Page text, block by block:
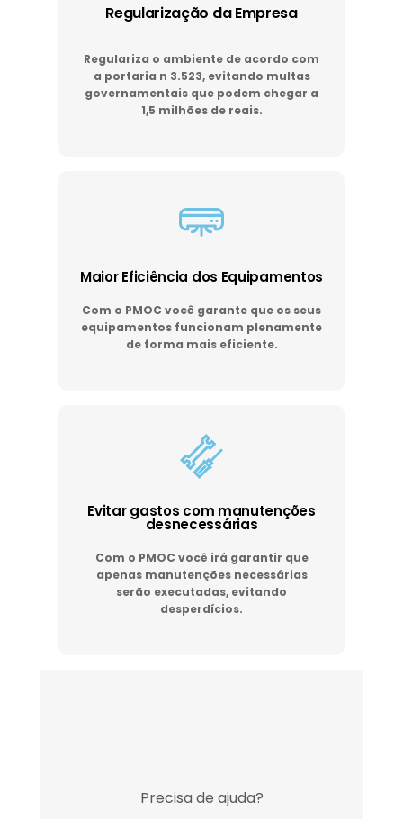
Regularização da Empresa
Regulariza o ambiente de acordo com
a portaria n 3.523, evitando multas
governamentais que podem chegar a
1,5 milhões de reais.
Maior Eficiência dos Equipamentos
Com o PMOC você garante que os seus
equipamentos funcionam plenamente
de forma mais eficiente.
Evitar gastos com manutenções
desnecessárias
Com o PMOC você irá garantir que
apenas manutenções necessárias
serão executadas, evitando
desperdícios.
Precisa de ajuda?